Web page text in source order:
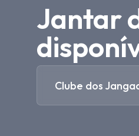
Jantar
Clube dos